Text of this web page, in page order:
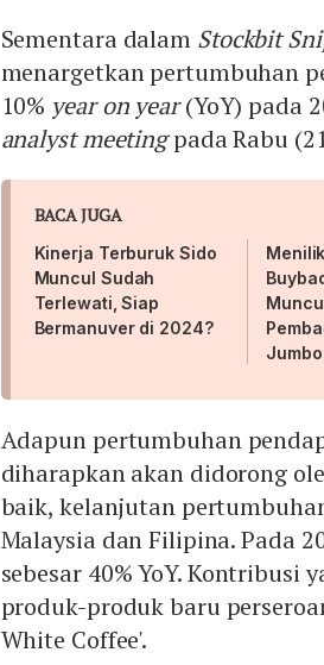
Sementara dalam Stockbit
menargetkan pertumbuhan
10% year on year(YoY) pada
analyst meetingpada Rabu
BACA JUGA
Kinerja Terburuk Sido
Muncul Sudah
Terlewati, Siap
Bermanuver di 2024?
Jumbo
Adapun pertumbuhan
diharapkan akan didorong
baik, kelanjutan
Malaysia dan Filipina. Pada
sebesar 40% YoY. Kontribusi
produk-produk baru
White Coffee'.